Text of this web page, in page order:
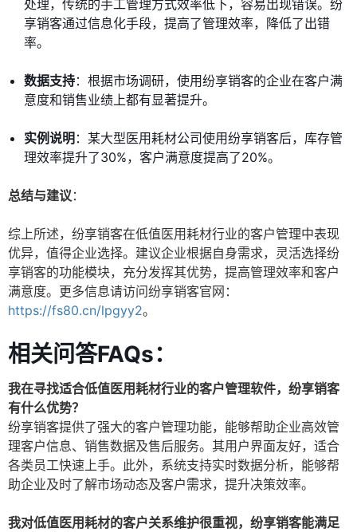
处理，传统的手工管理方式效率低下，容易出现错误。纷
享销客通过信息化手段，提高了管理效率，降低了出错
率。
数据支持：根据市场调研，使用纷享销客的企业在客户满
意度和销售业绩上都有显著提升。
实例说明 ：某大型医用耗材公司使用纷享销客后，库存管
理效率提升了30%，客户满意度提高了20%。
总结与建议：
综上所述，纷享销客在低值医用耗材行业的客户管理中表现
优异，值得企业选择。建议企业根据自身需求，灵活选择纷
享销客的功能模块，充分发挥其优势，提高管理效率和客户
满意度。更多信息请访问纷享销客官网：
https://fs80.cn/lpgyy2。
相关问答FAQs：
我在寻找适合低值医用耗材行业的客户管理软件，纷享销客
有什么优势？
纷享销客提供了强大的客户管理功能，能够帮助企业高效管
理客户信息、销售数据及售后服务。其用户界面友好，适合
各类员工快速上手。此外，系统支持实时数据分析，能够帮
助企业及时了解市场动态及客户需求，提升决策效率。
我对低值医用耗材的客户关系维护很重视，纷享销客能满足